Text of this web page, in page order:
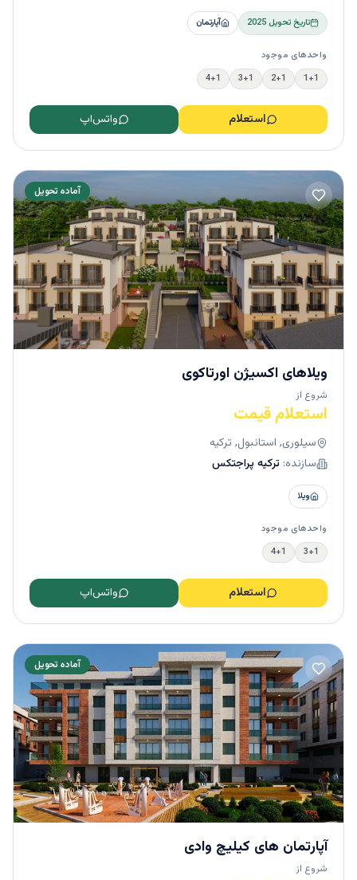
تاریخ تحویل2025 آپارتمان
واحدهای موجود
1+1
2+1
3+1
4+1
استعلام واتس‌اپ
آماده تحویل
ویلاهای اکسیژن اورتاکوی
شروع از
استعلام قیمت
سیلوری, استانبول, ترکیه
سازنده: ترکیه پراجتکس
ویلا
واحدهای موجود
3+1
4+1
استعلام واتس‌اپ
آماده تحویل
آپارتمان های کیلیچ وادی
شروع از